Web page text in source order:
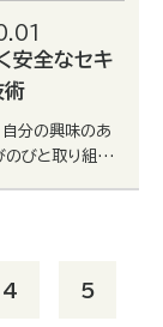
安全なセキ
術
自分の興味のあ
のびと取り組め
も活用いただけ
4 5